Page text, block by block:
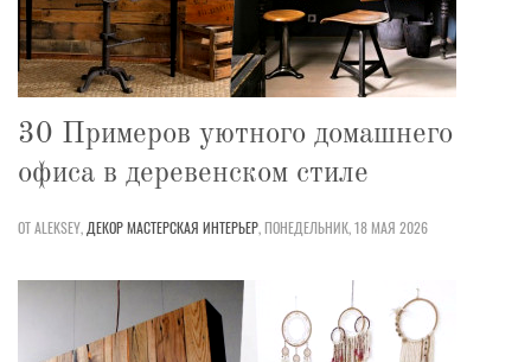
30 Примеров уютного домашнего
офиса в деревенском стиле
ОТ ALEKSEY, ДЕКОРМАСТЕРСКАЯ ИНТЕРЬЕР,ПОНЕДЕЛЬНИК, 18 МАЯ 2026